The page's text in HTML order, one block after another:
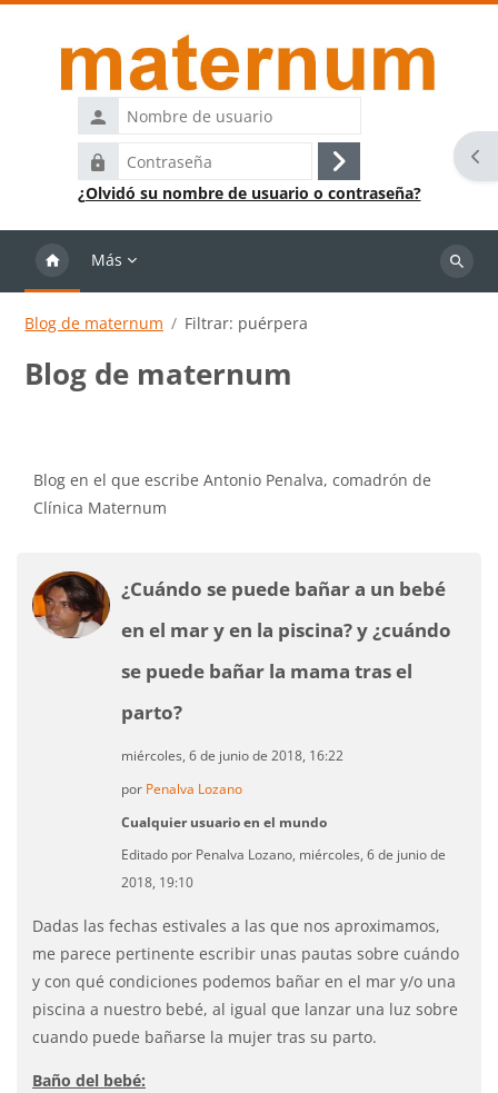
Nombre
de
usuario
Contraseña
Acceder
¿Olvidó su nombre de usuario o contraseña?
Más
Buscar
Blog de maternum Filtrar: puérpera
Blog de maternum
Blog en el que escribe Antonio Penalva, comadrón de
Clínica Maternum
¿Cuándo se puede bañar a un bebé
en el mar y en la piscina? y ¿cuándo
se puede bañar la mama tras el
parto?
miércoles, 6 de junio de 2018, 16:22
por Penalva Lozano
Cualquier usuario en el mundo
Editado por Penalva Lozano, miércoles, 6 de junio de
2018, 19:10
Dadas las fechas estivales a las que nos aproximamos,
me parece pertinente escribir unas pautas sobre cuándo
y con qué condiciones podemos bañar en el mar y/o una
piscina a nuestro bebé, al igual que lanzar una luz sobre
cuando puede bañarse la mujer tras su parto.
Baño del bebé: